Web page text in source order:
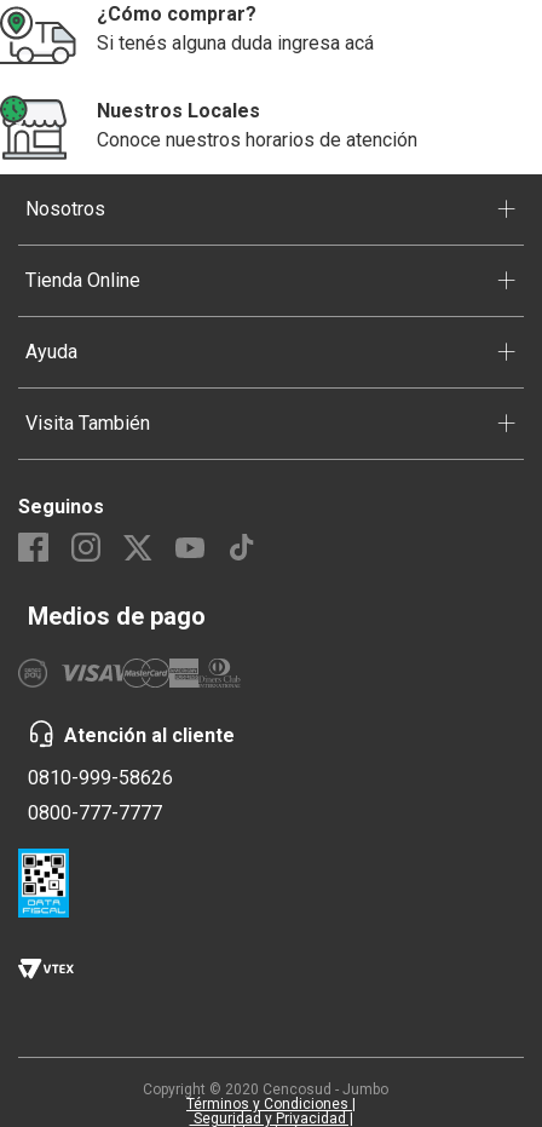
¿Cómo comprar?
Si tenés alguna duda ingresa acá
Nuestros Locales
Conoce nuestros horarios de atención
Nosotros +
Tienda Online +
Ayuda +
Visita También +
Seguinos
Medios de pago
Atención al cliente
0810-999-58626
0800-777-7777
Copyright © 2020 Cencosud - Jumbo
Términos y Condiciones |
Seguridad y Privacidad |